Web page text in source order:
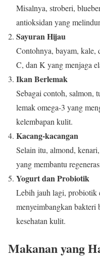
Misalnya, stroberi,
antioksidan yang
Sayuran Hijau
Contohnya, bayam,
C, dan K yang menjaga
Ikan Berlemak
Sebagai contoh, salmon,
lemak omega-3 yang
kelembapan kulit.
Kacang-kacangan
Selain itu, almond,
yang membantu
Yogurt dan Probiotik
Lebih jauh lagi, probiotik
menyeimbangkan bakteri
kesehatan kulit.
Makanan yang